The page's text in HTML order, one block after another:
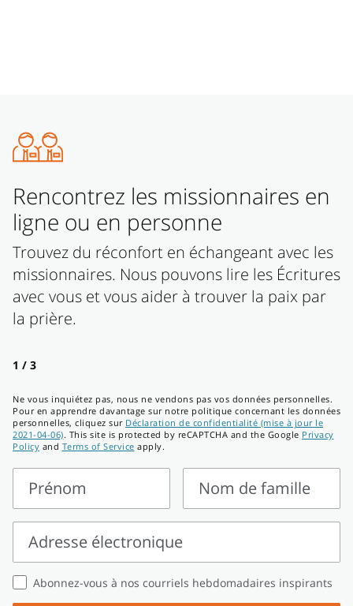
Rencontrez les missionnaires en
ligne ou en personne
Trouvez du réconfort en échangeant avec les
missionnaires. Nous pouvons lire les Écritures
avec vous et vous aider à trouver la paix par
la prière.
1 / 3
Ne vous inquiétez pas, nous ne vendons pas vos données personnelles.
Pour en apprendre davantage sur notre politique concernant les données
personnelles, cliquez sur Déclaration de confidentialité (mise à jour le
2021-04-06). This site is protected by reCAPTCHA and the Google Privacy
Policy and Terms of Service apply.
Prénom
Prénom
Nom de famille
Nom
de
famille
Adresse électronique
Adresse
électronique
Abonnez-vous à nos courriels hebdomadaires inspirants